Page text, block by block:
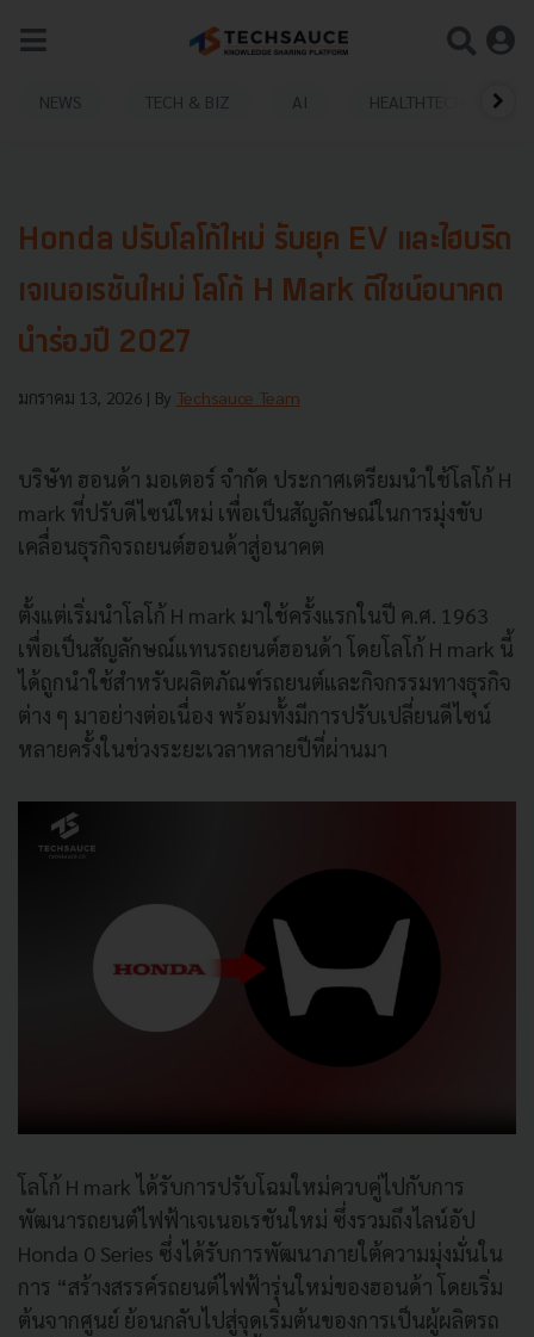
NEWS TECH & BIZ AI HEALTHTECH
Honda ปรับโลโก้ใหม่ รับยุค EV และไฮบริด
เจเนอเรชันใหม่ โลโก้ H Mark ดีไซน์อนาคต
นำร่องปี 2027
มกราคม 13, 2026 | By Techsauce Team
บริษัท ฮอนด้า มอเตอร์ จำกัด ประกาศเตรียมนำใช้โลโก้ H
mark ที่ปรับดีไซน์ใหม่ เพื่อเป็นสัญลักษณ์ในการมุ่งขับ
เคลื่อนธุรกิจรถยนต์ฮอนด้าสู่อนาคต
ตั้งแต่เริ่มนำโลโก้ H mark มาใช้ครั้งแรกในปี ค.ศ. 1963
เพื่อเป็นสัญลักษณ์แทนรถยนต์ฮอนด้า โดยโลโก้ H mark นี้
ได้ถูกนำใช้สำหรับผลิตภัณฑ์รถยนต์และกิจกรรมทางธุรกิจ
ต่าง ๆ มาอย่างต่อเนื่อง พร้อมทั้งมีการปรับเปลี่ยนดีไซน์
หลายครั้งในช่วงระยะเวลาหลายปีที่ผ่านมา
โลโก้ H mark ได้รับการปรับโฉมใหม่ควบคู่ไปกับการ
พัฒนารถยนต์ไฟฟ้าเจเนอเรชันใหม่ ซึ่งรวมถึงไลน์อัป
Honda 0 Series ซึ่งได้รับการพัฒนาภายใต้ความมุ่งมั่นใน
การ “สร้างสรรค์รถยนต์ไฟฟ้ารุ่นใหม่ของฮอนด้า โดยเริ่ม
ต้นจากศูนย์ ย้อนกลับไปสู่จุดเริ่มต้นของการเป็นผู้ผลิตรถ